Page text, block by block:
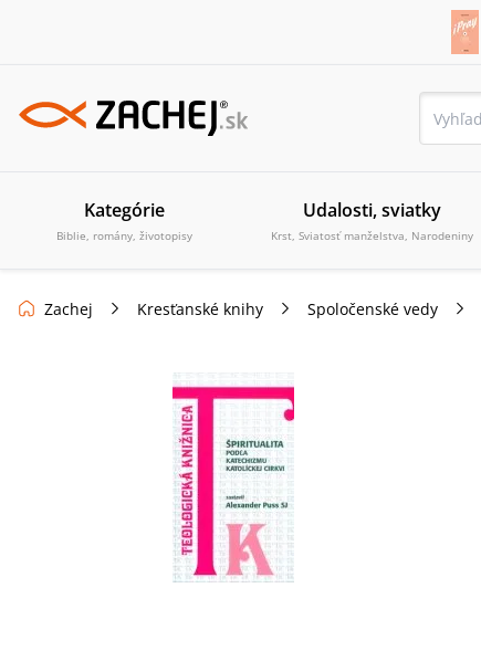
Kategórie
Biblie, romány, životopisy
Udalosti, sviatky
Krst, Sviatosť manželstva, Narodeniny
Zachej Kresťanské knihy Spoločenské vedy